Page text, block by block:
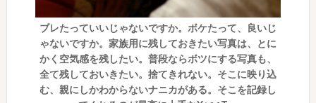
ブレたっていいじゃないですか。ボケたって、良いじ
ゃないですか。家族用に残しておきたい写真は、とに
かく空気感を残したい。普段ならボツにする写真も、
全て残しておいきたい。捨てきれない。そこに映り込
む、親にしかわからないナニカがある。そこを記録し